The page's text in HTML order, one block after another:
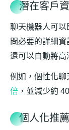
潛在客戶
聊天機器人可以
問必要的詳細
還可以自動將高
例如，個性化聊
倍 ，並減少約
個人化推薦